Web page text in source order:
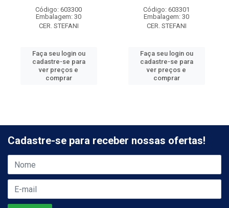
Código: 603300
Embalagem: 30
CER. STEFANI
Faça seu login ou
cadastre-se para
ver preços e
comprar
Código: 603301
Embalagem: 30
CER. STEFANI
Faça seu login ou
cadastre-se para
ver preços e
comprar
Cadastre-se para receber nossas ofertas!